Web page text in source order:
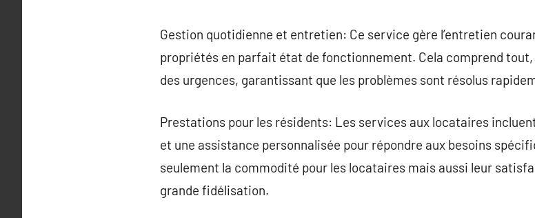
Gestion quotidienne et entretien: Ce service gère l’entretien
propriétés en parfait état de fonctionnement. Cela comprend
des urgences, garantissant que les problèmes sont résolus
Prestations pour les résidents: Les services aux locataires
et une assistance personnalisée pour répondre aux besoins
seulement la commodité pour les locataires mais aussi leur
grande fidélisation.